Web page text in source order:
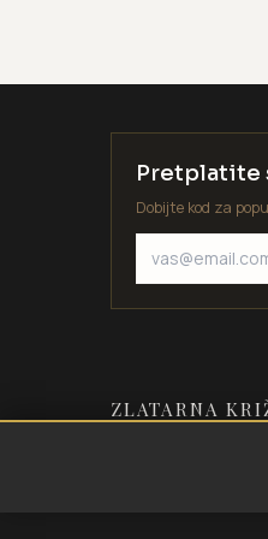
Pretplatite
Dobijte kod za
ZLATARNA